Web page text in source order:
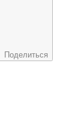
Поделиться